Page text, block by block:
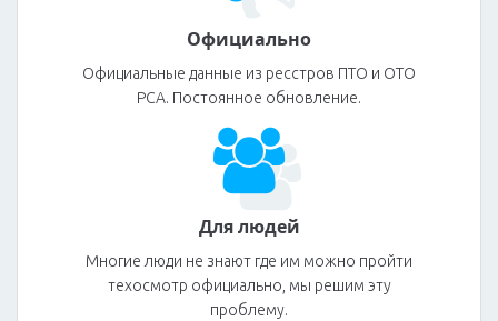
Официально
Официальные данные из ресстров ПТО и ОТО
РСА. Постоянное обновление.
Для людей
Многие люди не знают где им можно пройти
техосмотр официально, мы решим эту
проблему.